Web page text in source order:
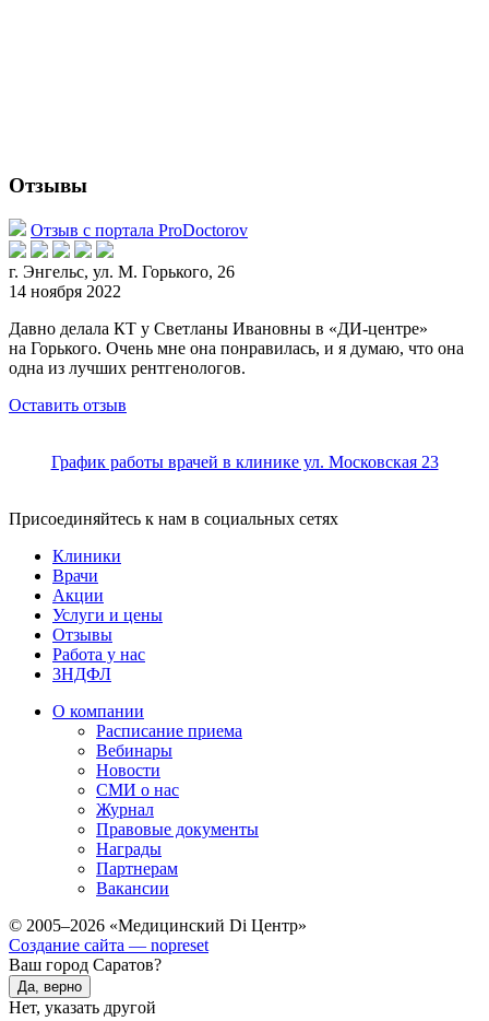
Отзывы
Отзыв с портала ProDoctorov
г. Энгельс, ул. М. Горького, 26
14 ноября 2022
Давно делала КТ у Светланы Ивановны в «ДИ-центре»
на Горького. Очень мне она понравилась, и я думаю, что она
одна из лучших рентгенологов.
Оставить отзыв
График работы врачей в клинике ул. Московская 23
Присоединяйтесь к нам в социальных сетях
Клиники
Врачи
Акции
Услуги и цены
Отзывы
Работа у нас
3НДФЛ
О компании
Расписание приема
Вебинары
Новости
СМИ о нас
Журнал
Правовые документы
Награды
Партнерам
Вакансии
© 2005–2026 «Медицинский Di Центр»
Создание сайта — nopreset
Ваш город Саратов?
Да, верно
Нет, указать другой